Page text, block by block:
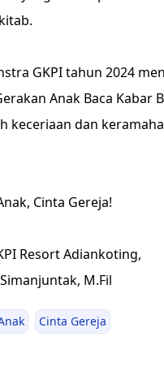
GKPI tahun 2024
Anak Baca Kabar
keceriaan dan
Cinta Gereja!
Resort Adiankoting,
M.Fil
Cinta Gereja